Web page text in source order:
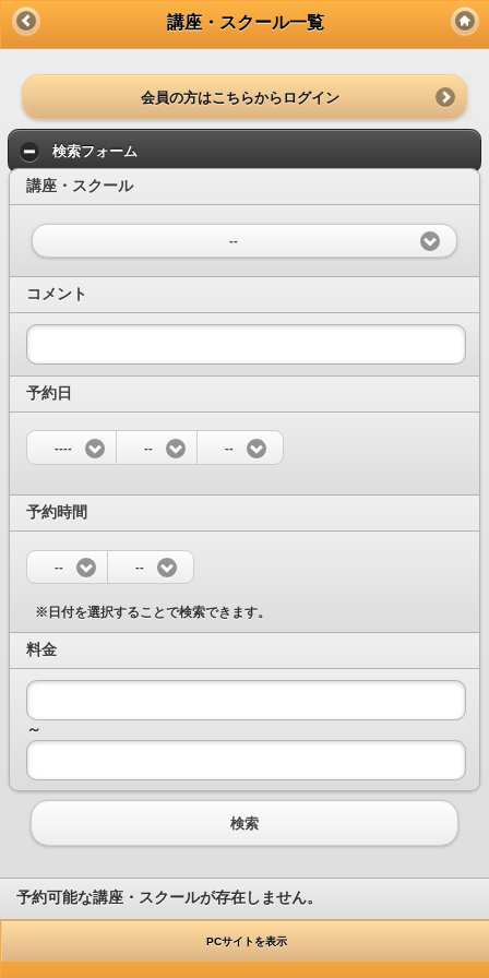
講座・スクール一覧
会員の方はこちらからログイン
検索フォーム
講座・スクール
--
コメント
予約日
---- -- --
予約時間
-- --
※日付を選択することで検索できます。
料金
～
検索
予約可能な講座・スクールが存在しません。
PCサイトを表示